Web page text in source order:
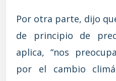
Por otra parte, dijo
de principio de
aplica, “nos
por el cambio